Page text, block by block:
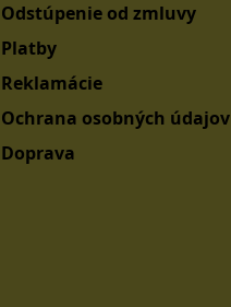
Odstúpenie od zmluvy
Platby
Reklamácie
Ochrana osobných údajov
Doprava